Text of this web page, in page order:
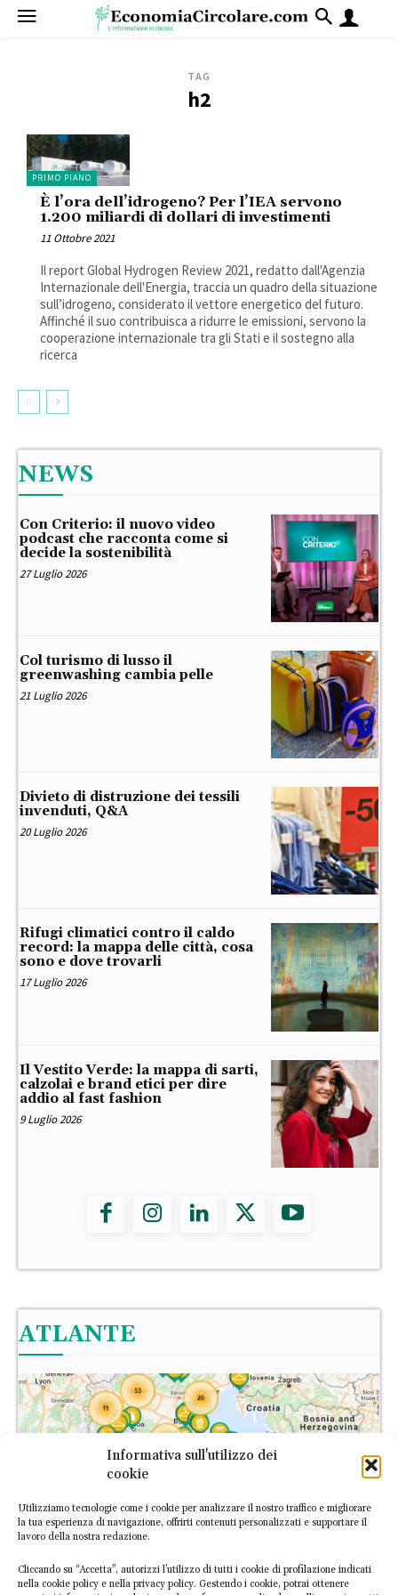
Informativa sull'utilizzo dei
cookie
Utilizziamo tecnologie come i cookie per analizzare il nostro traffico e migliorare
la tua esperienza di navigazione, offrirti contenuti personalizzati e supportare il
lavoro della nostra redazione.
Cliccando su “Accetta”, autorizzi l’utilizzo di tutti i cookie di profilazione indicati
nella cookie policy e nella privacy policy. Gestendo i cookie, potrai ottenere
TAG
h2
PRIMO PIANO
È l’ora dell’idrogeno? Per l’IEA servono
1.200 miliardi di dollari di investimenti
11 Ottobre 2021
Il report Global Hydrogen Review 2021, redatto dall'Agenzia
Internazionale dell'Energia, traccia un quadro della situazione
sull’idrogeno, considerato il vettore energetico del futuro.
Affinché il suo contribuisca a ridurre le emissioni, servono la
cooperazione internazionale tra gli Stati e il sostegno alla
ricerca
NEWS
Con Criterio: il nuovo video
podcast che racconta come si
decide la sostenibilità
27 Luglio 2026
Col turismo di lusso il
greenwashing cambia pelle
21 Luglio 2026
Divieto di distruzione dei tessili
invenduti, Q&A
20 Luglio 2026
Rifugi climatici contro il caldo
record: la mappa delle città, cosa
sono e dove trovarli
17 Luglio 2026
Il Vestito Verde: la mappa di sarti,
calzolai e brand etici per dire
addio al fast fashion
9 Luglio 2026
ATLANTE